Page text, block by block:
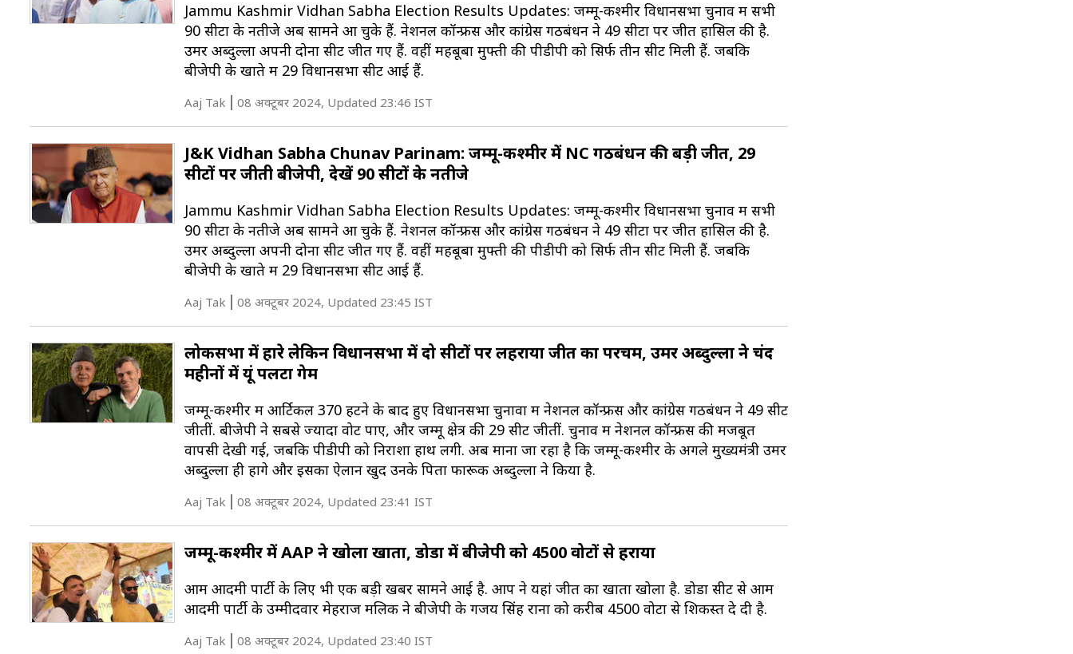
Jammu Kashmir Vidhan Sabha Election Results Updates: जम्मू-कश्मीर विधानसभा चुनाव में सभी
90 सीटों के नतीजे अब सामने आ चुके हैं. नेशनल कॉन्फ्रेंस और कांग्रेस गठबंधन ने 49 सीटों पर जीत हासिल की है.
उमर अब्दुल्ला अपनी दोनों सीटें जीत गए हैं. वहीं महबूबा मुफ्ती की पीडीपी को सिर्फ तीन सीटें मिली हैं. जबकि
बीजेपी के खाते में 29 विधानसभा सीटें आई हैं.
Aaj Tak 08 अक्टूबर 2024, Updated 23:46 IST
J&K Vidhan Sabha Chunav Parinam: जम्मू-कश्मीर में NC गठबंधन की बड़ी जीत, 29
सीटों पर जीती बीजेपी, देखें 90 सीटों के नतीजे
Jammu Kashmir Vidhan Sabha Election Results Updates: जम्मू-कश्मीर विधानसभा चुनाव में सभी
90 सीटों के नतीजे अब सामने आ चुके हैं. नेशनल कॉन्फ्रेंस और कांग्रेस गठबंधन ने 49 सीटों पर जीत हासिल की है.
उमर अब्दुल्ला अपनी दोनों सीटें जीत गए हैं. वहीं महबूबा मुफ्ती की पीडीपी को सिर्फ तीन सीटें मिली हैं. जबकि
बीजेपी के खाते में 29 विधानसभा सीटें आई हैं.
Aaj Tak 08 अक्टूबर 2024, Updated 23:45 IST
लोकसभा में हारे लेकिन विधानसभा में दो सीटों पर लहराया जीत का परचम, उमर अब्दुल्ला ने चंद
महीनों में यूं पलटा गेम
जम्मू-कश्मीर में आर्टिकल 370 हटने के बाद हुए विधानसभा चुनावों में नेशनल कॉन्फ्रेंस और कांग्रेस गठबंधन ने 49 सीटें
जीतीं. बीजेपी ने सबसे ज्यादा वोट पाए, और जम्मू क्षेत्र की 29 सीटें जीतीं. चुनाव में नेशनल कॉन्फ्रेंस की मजबूत
वापसी देखी गई, जबकि पीडीपी को निराशा हाथ लगी. अब माना जा रहा है कि जम्मू-कश्मीर के अगले मुख्यमंत्री उमर
अब्दुल्ला ही होंगे और इसका ऐलान खुद उनके पिता फारूक अब्दुल्ला ने किया है.
Aaj Tak 08 अक्टूबर 2024, Updated 23:41 IST
जम्मू-कश्मीर में AAP ने खोला खाता, डोडा में बीजेपी को 4500 वोटों से हराया
आम आदमी पार्टी के लिए भी एक बड़ी खबर सामने आई है. आप ने यहां जीत का खाता खोला है. डोडा सीट से आम
आदमी पार्टी के उम्मीदवार मेहराज मलिक ने बीजेपी के गजय सिंह राना को करीब 4500 वोटों से शिकस्त दे दी है.
Aaj Tak 08 अक्टूबर 2024, Updated 23:40 IST